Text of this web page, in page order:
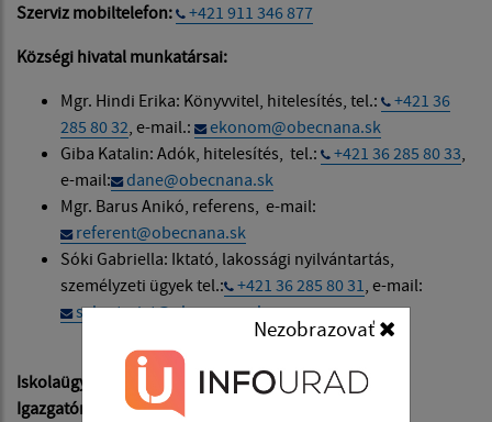
Nezobrazovať
Szerviz mobiltelefon:
+421 911 346 877
Községi hivatal munkatársai:
Mgr. Hindi Erika: Könyvvitel, hitelesítés, tel.:
+421 36
285 80 32, e-mail.:
ekonom@obecnana.sk
Giba Katalin: Adók, hitelesítés, tel.:
+421 36 285 80 33,
e-mail:
dane@obecnana.sk
Mgr. Barus Anikó, referens, e-mail:
referent@obecnana.sk
Sóki Gabriella: Iktató, lakossági nyilvántartás,
személyzeti ügyek tel.:
+421 36 285 80 31, e-mail:
sekretariat@obecnana.sk
Iskolaügy:
Magyar tanítási nyelvü alapiskola
Igazgatónő:
Mgr. Karin Valašeková, PhD.